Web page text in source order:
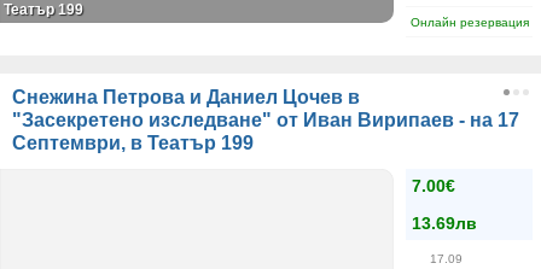
Онлайн резервация
Театър 199
Снежина Петрова и Даниел Цочев в
"Засекретено изследване" от Иван Вирипаев - на 17
Септември, в Театър 199
7.00€
13.69лв
17.09